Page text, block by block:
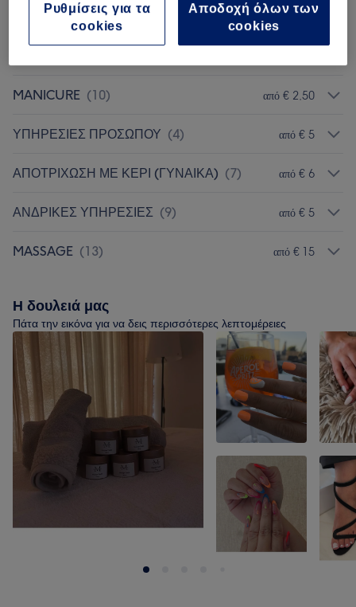
PEDICURE (13) από € 3
MANICURE (10) από € 2,50
ΥΠΗΡΕΣΙΕΣ ΠΡΟΣΩΠΟΥ (4) από € 5
ΑΠΟΤΡΙΧΩΣΗ ΜΕ ΚΕΡΙ (ΓΥΝΑΙΚΑ) (7) από € 6
ΑΝΔΡΙΚΕΣ ΥΠΗΡΕΣΙΕΣ (9) από € 5
MASSAGE (13) από € 15
Η δουλειά μας
Πάτα την εικόνα για να δεις περισσότερες λεπτομέρειες
Αποδοχή όλων των
cookies
Ρυθμίσεις για τα
cookies